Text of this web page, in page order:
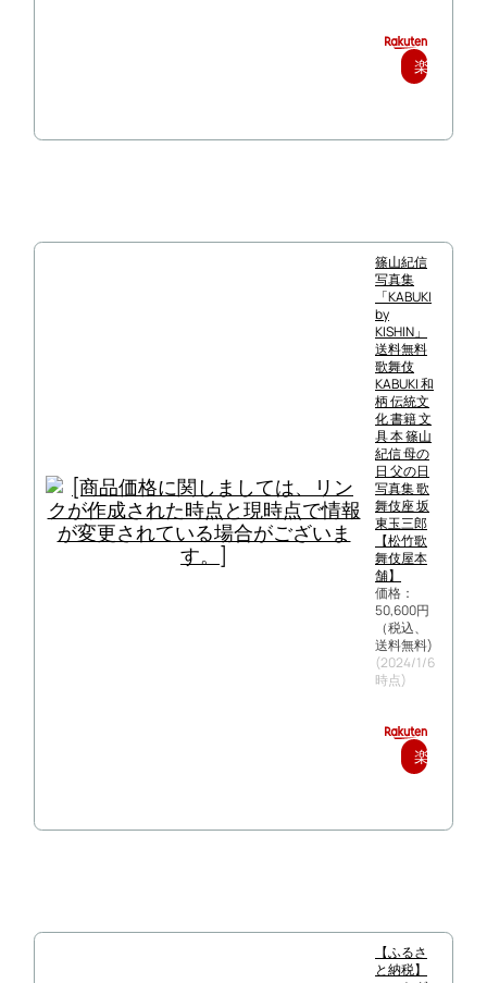
楽
で
篠山紀信
写真集
「KABUKI
by
KISHIN」
送料無料
歌舞伎
KABUKI 和
柄 伝統文
化 書籍 文
具 本 篠山
紀信 母の
日 父の日
写真集 歌
舞伎座 坂
東玉三郎
【松竹歌
舞伎屋本
舗】
価格：
50,600円
（税込、
送料無料)
(2024/1/6
時点)
楽
で
【ふるさ
と納税】